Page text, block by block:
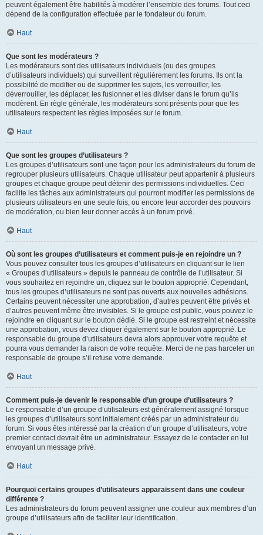
peuvent également être habilités à modérer l’ensemble des forums. Tout ceci
dépend de la configuration effectuée par le fondateur du forum.
Haut
Que sont les modérateurs ?
Les modérateurs sont des utilisateurs individuels (ou des groupes
d’utilisateurs individuels) qui surveillent régulièrement les forums. Ils ont la
possibilité de modifier ou de supprimer les sujets, les verrouiller, les
déverrouiller, les déplacer, les fusionner et les diviser dans le forum qu’ils
modèrent. En règle générale, les modérateurs sont présents pour que les
utilisateurs respectent les règles imposées sur le forum.
Haut
Que sont les groupes d’utilisateurs ?
Les groupes d’utilisateurs sont une façon pour les administrateurs du forum de
regrouper plusieurs utilisateurs. Chaque utilisateur peut appartenir à plusieurs
groupes et chaque groupe peut détenir des permissions individuelles. Ceci
facilite les tâches aux administrateurs qui pourront modifier les permissions de
plusieurs utilisateurs en une seule fois, ou encore leur accorder des pouvoirs
de modération, ou bien leur donner accès à un forum privé.
Haut
Où sont les groupes d’utilisateurs et comment puis-je en rejoindre un ?
Vous pouvez consulter tous les groupes d’utilisateurs en cliquant sur le lien
« Groupes d’utilisateurs » depuis le panneau de contrôle de l’utilisateur. Si
vous souhaitez en rejoindre un, cliquez sur le bouton approprié. Cependant,
tous les groupes d’utilisateurs ne sont pas ouverts aux nouvelles adhésions.
Certains peuvent nécessiter une approbation, d’autres peuvent être privés et
d’autres peuvent même être invisibles. Si le groupe est public, vous pouvez le
rejoindre en cliquant sur le bouton dédié. Si le groupe est restreint et nécessite
une approbation, vous devez cliquer également sur le bouton approprié. Le
responsable du groupe d’utilisateurs devra alors approuver votre requête et
pourra vous demander la raison de votre requête. Merci de ne pas harceler un
responsable de groupe s’il refuse votre demande.
Haut
Comment puis-je devenir le responsable d’un groupe d’utilisateurs ?
Le responsable d’un groupe d’utilisateurs est généralement assigné lorsque
les groupes d’utilisateurs sont initialement créés par un administrateur du
forum. Si vous êtes intéressé par la création d’un groupe d’utilisateurs, votre
premier contact devrait être un administrateur. Essayez de le contacter en lui
envoyant un message privé.
Haut
Pourquoi certains groupes d’utilisateurs apparaissent dans une couleur
différente ?
Les administrateurs du forum peuvent assigner une couleur aux membres d’un
groupe d’utilisateurs afin de faciliter leur identification.